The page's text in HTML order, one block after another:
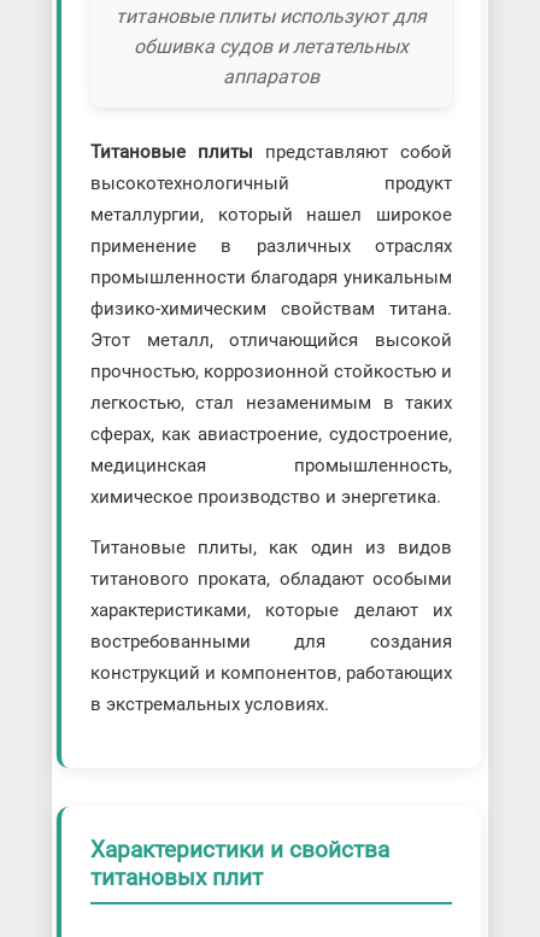
титановые плиты используют для
обшивка судов и летательных
аппаратов
Титановые плиты представляют собой
высокотехнологичный продукт
металлургии, который нашел широкое
применение в различных отраслях
промышленности благодаря уникальным
физико-химическим свойствам титана.
Этот металл, отличающийся высокой
прочностью, коррозионной стойкостью и
легкостью, стал незаменимым в таких
сферах, как авиастроение, судостроение,
медицинская промышленность,
химическое производство и энергетика.
Титановые плиты, как один из видов
титанового проката, обладают особыми
характеристиками, которые делают их
востребованными для создания
конструкций и компонентов, работающих
в экстремальных условиях.
Характеристики и свойства
титановых плит